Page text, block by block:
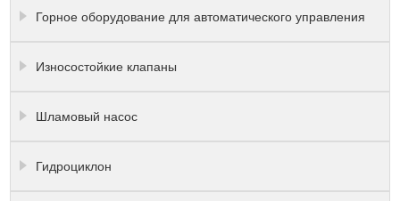
Горное оборудование для автоматического управления
Износостойкие клапаны
Шламовый насос
Гидроциклон